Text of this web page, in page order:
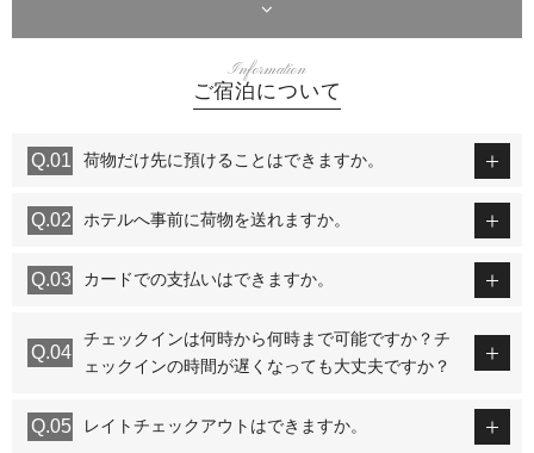
Information
ご宿泊について
荷物だけ先に預けることはできますか。
ホテルへ事前に荷物を送れますか。
カードでの支払いはできますか。
チェックインは何時から何時まで可能ですか？チ
ェックインの時間が遅くなっても大丈夫ですか？
レイトチェックアウトはできますか。